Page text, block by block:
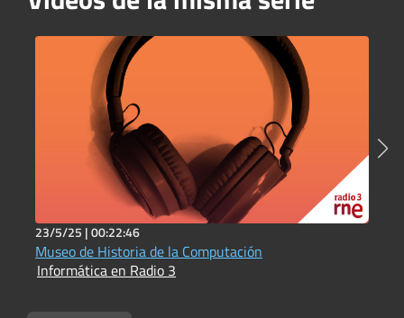
23/5/25 |00:22:46
Museo de Historia de la Computación
Informática en Radio 3